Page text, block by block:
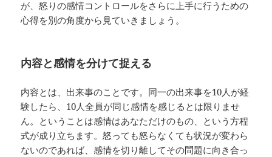
が、怒りの感情コントロールをさらに上手に行うための
心得を別の角度から見ていきましょう。
内容と感情を分けて捉える
内容とは、出来事のことです。同一の出来事を10人が経
験したら、10人全員が同じ感情を感じるとは限りませ
ん。ということは感情はあなただけのもの、という方程
式が成り立ちます。怒っても怒らなくても状況が変わら
ないのであれば、感情を切り離してその問題に向き合っ